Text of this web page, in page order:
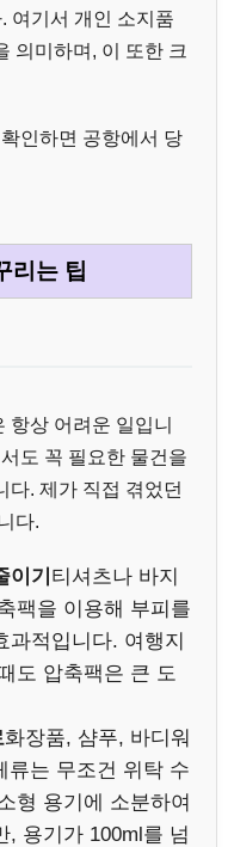
여기서 개인 소지품
의미하며, 이 또한 크
인하면 공항에서 당
리는 팁
항상 어려운 일입니
도 꼭 필요한 물건을
다. 제가 직접 겪었던
다.
기 티셔츠나 바지
팩을 이용해 부피를
과적입니다. 여행지
도 압축팩은 큰 도
화장품, 샴푸, 바디워
류는 무조건 위탁 수
형 용기에 소분하여
, 용기가 100ml를 넘